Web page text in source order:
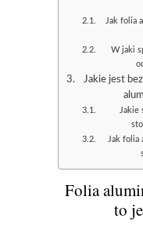
Jak folia
W jaki
Jakie jest
Jakie
Jak folia
Folia
to